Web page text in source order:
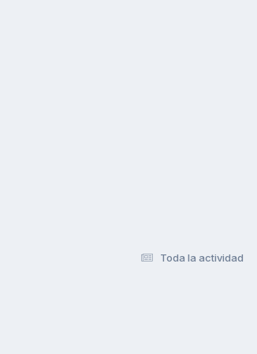
Toda la actividad